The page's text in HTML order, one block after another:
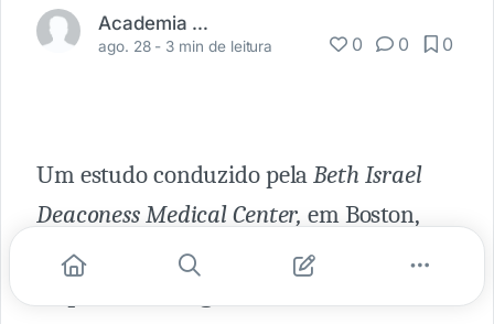
Academia Médica
ago. 28 - 3 min de leitura 0 0 0
Um estudo conduzido pelaBeth Israel
Deaconess Medical Center,em Boston,
forneceu uma nova perspectiva sobre o